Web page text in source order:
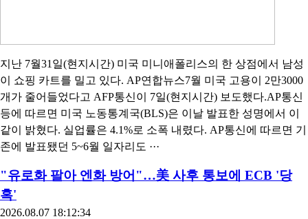
지난 7월31일(현지시간) 미국 미니애폴리스의 한 상점에서 남성
이 쇼핑 카트를 밀고 있다. AP연합뉴스7월 미국 고용이 2만3000
개가 줄어들었다고 AFP통신이 7일(현지시간) 보도했다.AP통신
등에 따르면 미국 노동통계국(BLS)은 이날 발표한 성명에서 이
같이 밝혔다. 실업률은 4.1%로 소폭 내렸다. AP통신에 따르면 기
존에 발표됐던 5~6월 일자리도 ···
"유로화 팔아 엔화 방어"…美 사후 통보에 ECB '당
혹'
2026.08.07 18:12:34